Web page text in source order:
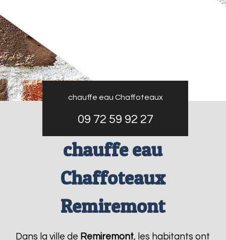
chauffe eau Chaffoteaux
09 72 59 92 27
chauffe eau
Chaffoteaux
Remiremont
Dans la ville de Remiremont, les habitants ont